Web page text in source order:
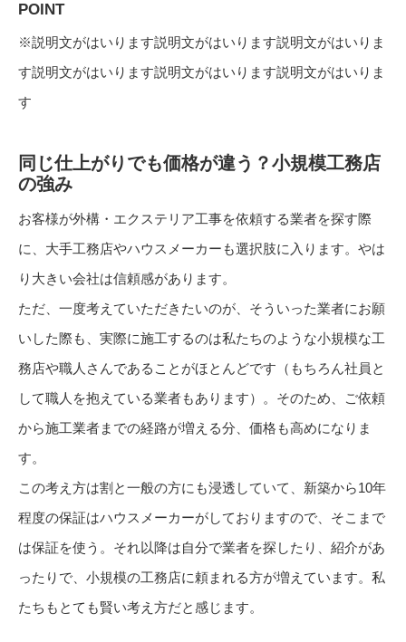
POINT
※説明文がはいります説明文がはいります説明文がはいりま
す説明文がはいります説明文がはいります説明文がはいりま
す
同じ仕上がりでも価格が違う？小規模工務店
の強み
お客様が外構・エクステリア工事を依頼する業者を探す際
に、大手工務店やハウスメーカーも選択肢に入ります。やは
り大きい会社は信頼感があります。
ただ、一度考えていただきたいのが、そういった業者にお願
いした際も、実際に施工するのは私たちのような小規模な工
務店や職人さんであることがほとんどです（もちろん社員と
して職人を抱えている業者もあります）。そのため、ご依頼
から施工業者までの経路が増える分、価格も高めになりま
す。
この考え方は割と一般の方にも浸透していて、新築から10年
程度の保証はハウスメーカーがしておりますので、そこまで
は保証を使う。それ以降は自分で業者を探したり、紹介があ
ったりで、小規模の工務店に頼まれる方が増えています。私
たちもとても賢い考え方だと感じます。